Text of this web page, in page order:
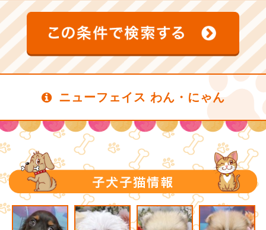
ニューフェイス わん・にゃん